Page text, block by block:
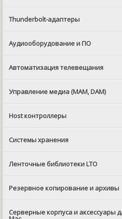
Thunderbolt-адаптеры
Аудиооборудование и ПО
Автоматизация телевещания
Управление медиа (MAM, DAM)
Host контроллеры
Системы хранения
Ленточные библиотеки LTO
Резервное копирование и архивы
Серверные корпуса и аксессуары